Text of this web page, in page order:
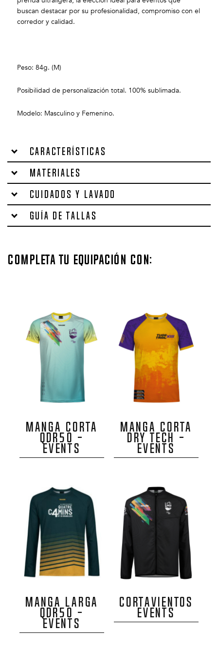
buscan destacar por su profesionalidad, compromiso con el
corredor y calidad.
Peso: 84g. (M)
Posibilidad de personalización total. 100% sublimada.
Modelo: Masculino y Femenino.
Características
Materiales
Cuidados y lavado
Guía de tallas
Completa tu equipación con:
MANGA CORTA
QDR50 -
EVENTS
MANGA CORTA
DRY TECH -
EVENTS
MANGA LARGA
QDR50 -
EVENTS
CORTAVIENTOS
EVENTS